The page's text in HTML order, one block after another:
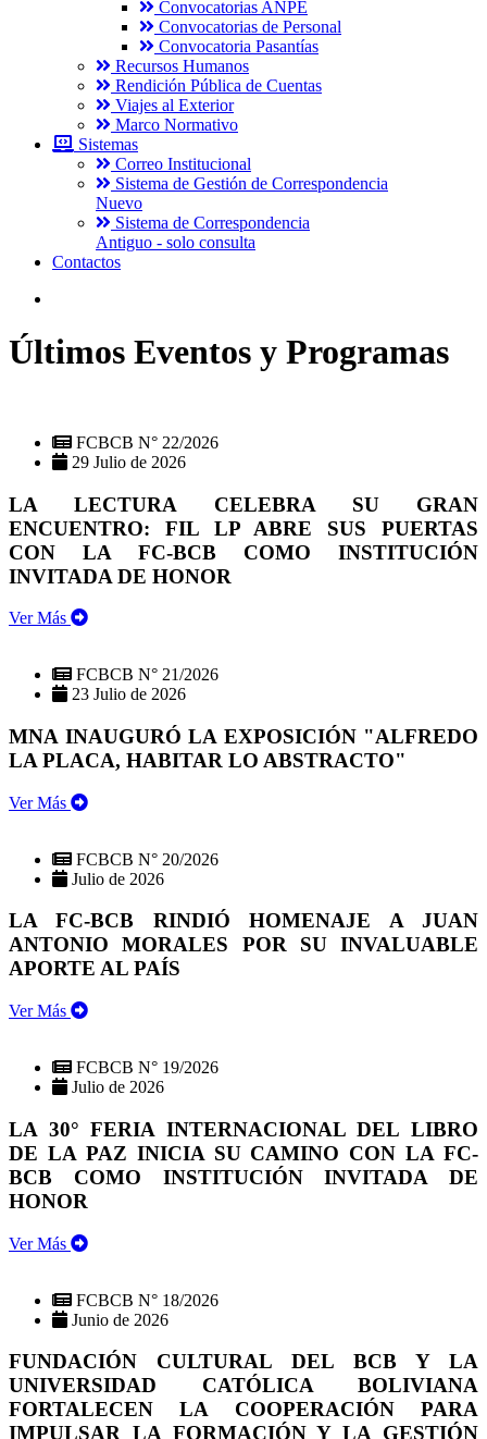
Convocatorias ANPE
Convocatorias de Personal
Convocatoria Pasantías
Recursos Humanos
Rendición Pública de Cuentas
Viajes al Exterior
Marco Normativo
Sistemas
Correo Institucional
Sistema de Gestión de Correspondencia
Nuevo
Sistema de Correspondencia
Antiguo - solo consulta
Contactos
Últimos Eventos y Programas
FCBCB N° 22/2026
29 Julio de 2026
LA LECTURA CELEBRA SU GRAN
ENCUENTRO: FIL LP ABRE SUS PUERTAS
CON LA FC-BCB COMO INSTITUCIÓN
INVITADA DE HONOR
Ver Más
FCBCB N° 21/2026
23 Julio de 2026
MNA INAUGURÓ LA EXPOSICIÓN "ALFREDO
LA PLACA, HABITAR LO ABSTRACTO"
Ver Más
FCBCB N° 20/2026
Julio de 2026
LA FC-BCB RINDIÓ HOMENAJE A JUAN
ANTONIO MORALES POR SU INVALUABLE
APORTE AL PAÍS
Ver Más
FCBCB N° 19/2026
Julio de 2026
LA 30° FERIA INTERNACIONAL DEL LIBRO
DE LA PAZ INICIA SU CAMINO CON LA FC-
BCB COMO INSTITUCIÓN INVITADA DE
HONOR
Ver Más
FCBCB N° 18/2026
Junio de 2026
FUNDACIÓN CULTURAL DEL BCB Y LA
UNIVERSIDAD CATÓLICA BOLIVIANA
FORTALECEN LA COOPERACIÓN PARA
IMPULSAR LA FORMACIÓN Y LA GESTIÓN